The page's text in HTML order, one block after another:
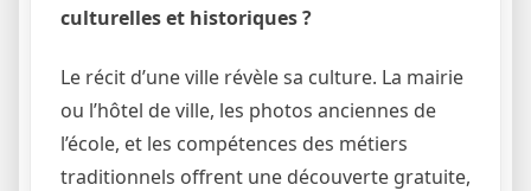
culturelles et historiques ?
Le récit d’une ville révèle sa culture. La mairie
ou l’hôtel de ville, les photos anciennes de
l’école, et les compétences des métiers
traditionnels offrent une découverte gratuite,